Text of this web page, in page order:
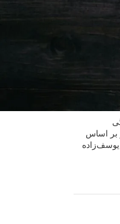
بر اساس
یوسف‌زاده